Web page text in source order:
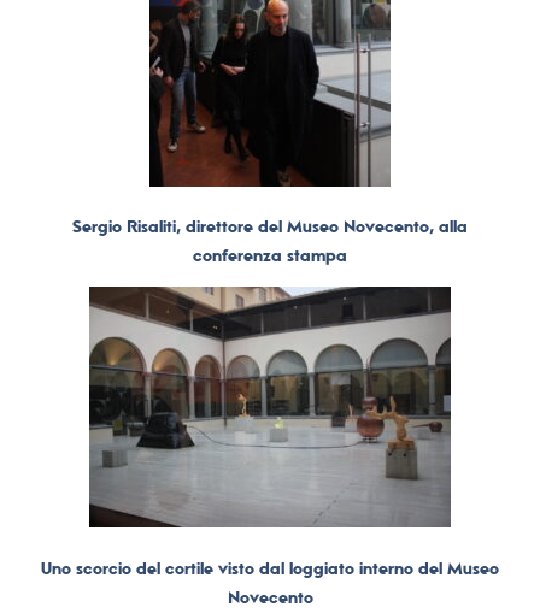
Sergio Risaliti, direttore del Museo Novecento, alla
conferenza stampa
Uno scorcio del cortile visto dal loggiato interno del Museo
Novecento